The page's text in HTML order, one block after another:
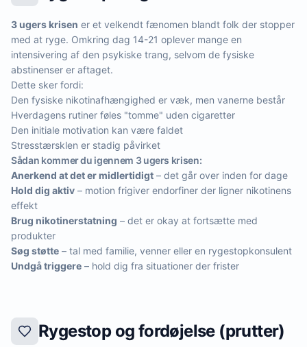
3 ugers krisen er et velkendt fænomen blandt folk der stopper
med at ryge. Omkring dag 14-21 oplever mange en
intensivering af den psykiske trang, selvom de fysiske
abstinenser er aftaget.
Dette sker fordi:
Den fysiske nikotinafhængighed er væk, men vanerne består
Hverdagens rutiner føles "tomme" uden cigaretter
Den initiale motivation kan være faldet
Stresstærsklen er stadig påvirket
Sådan kommer du igennem 3 ugers krisen:
Anerkend at det er midlertidigt – det går over inden for dage
Hold dig aktiv – motion frigiver endorfiner der ligner nikotinens
effekt
Brug nikotinerstatning – det er okay at fortsætte med
produkter
Søg støtte – tal med familie, venner eller en rygestopkonsulent
Undgå triggere – hold dig fra situationer der frister
Rygestop og fordøjelse (prutter)